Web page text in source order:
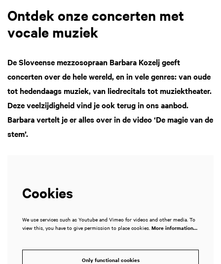
Ontdek onze concerten met
vocale muziek
De Sloveense mezzosopraan Barbara Kozelj geeft
concerten over de hele wereld, en in vele genres: van oude
tot hedendaags muziek, van liedrecitals tot muziektheater.
Deze veelzijdigheid vind je ook terug in ons aanbod.
Barbara vertelt je er alles over in de video ‘De magie van de
stem’.
Cookies
We use services such as Youtube and Vimeo for videos and other media. To
view this, you have to give permission to place cookies. More information…
Only functional cookies